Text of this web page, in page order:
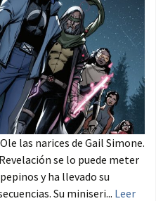
las narices de Gail Simone.
se lo puede meter
y ha llevado su
Su miniseri... Leer